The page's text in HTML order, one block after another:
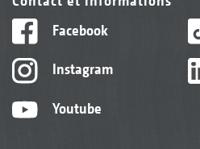
Facebook
Instagram
Youtube